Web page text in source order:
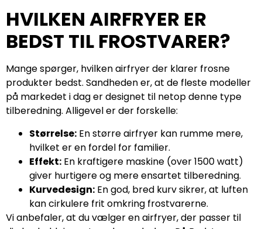
HVILKEN AIRFRYER ER
BEDST TIL FROSTVARER?
Mange spørger, hvilken airfryer der klarer frosne
produkter bedst. Sandheden er, at de fleste modeller
på markedet i dag er designet til netop denne type
tilberedning. Alligevel er der forskelle:
Størrelse: En større airfryer kan rumme mere,
hvilket er en fordel for familier.
Effekt: En kraftigere maskine (over 1500 watt)
giver hurtigere og mere ensartet tilberedning.
Kurvedesign: En god, bred kurv sikrer, at luften
kan cirkulere frit omkring frostvarerne.
Vi anbefaler, at du vælger en airfryer, der passer til